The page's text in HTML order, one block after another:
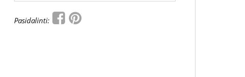
Pasidalinti: